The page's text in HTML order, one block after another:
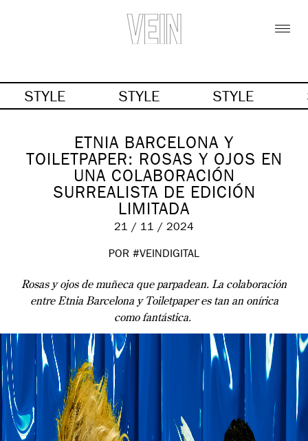
STYLE STYLE STYLE
ETNIA BARCELONA Y
TOILETPAPER: ROSAS Y OJOS EN
UNA COLABORACIÓN
SURREALISTA DE EDICIÓN
LIMITADA
21 / 11 / 2024
POR #VEINDIGITAL
Rosas y ojos de muñeca que parpadean. La colaboración
entre Etnia Barcelona y Toiletpaper es tan an onírica
como fantástica.